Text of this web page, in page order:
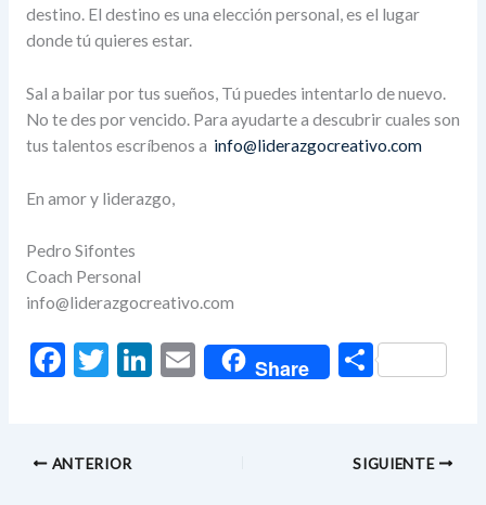
destino. El destino es una elección personal, es el lugar
donde tú quieres estar.
Sal a bailar por tus sueños, Tú puedes intentarlo de nuevo.
No te des por vencido. Para ayudarte a descubrir cuales son
tus talentos escríbenos a info@liderazgocreativo.com
En amor y liderazgo,
Pedro Sifontes
Coach Personal
info@liderazgocreativo.com
F
b
T
er
Li E
Share
C
p
ANTERIOR SIGUIENTE